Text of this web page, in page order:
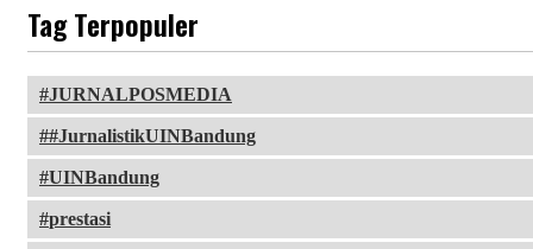
Tag Terpopuler
JURNALPOSMEDIA
#JurnalistikUINBandung
UINBandung
prestasi